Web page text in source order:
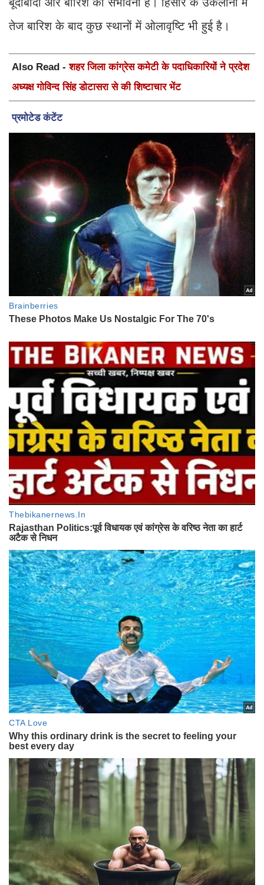
तेज बारिश के बाद कुछ स्थानों में ओलावृ​ष्टि भी हुई है।
Also Read -शहर जिला कांग्रेस कमेटी के पदाधिकारियों ने प्रदेश
अध्यक्ष गोविन्द सिंह डोटासरा से की शिष्टाचार भेंट